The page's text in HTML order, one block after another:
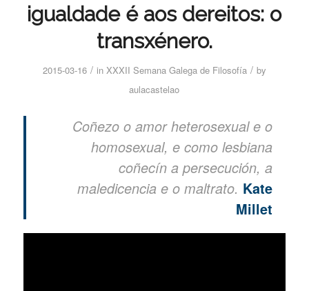
igualdade é aos dereitos: o
transxénero.
2015-03-16 / in XXXII Semana Galega de Filosofía / by
aulacastelao
Coñezo o amor heterosexual e o
homosexual, e como lesbiana
coñecín a persecución, a
maledicencia e o maltrato. Kate
Millet